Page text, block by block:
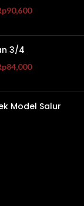
90,600
3/4
84,000
Model Salur